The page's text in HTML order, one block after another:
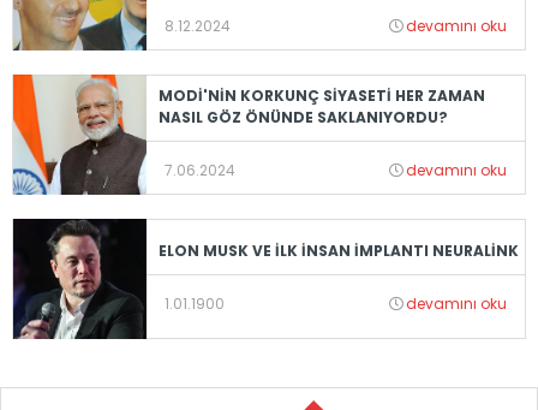
8.12.2024 devamını oku
MODİ'NİN KORKUNÇ SİYASETİ HER ZAMAN
NASIL GÖZ ÖNÜNDE SAKLANIYORDU?
7.06.2024 devamını oku
ELON MUSK VE İLK İNSAN İMPLANTI NEURALİNK
1.01.1900 devamını oku